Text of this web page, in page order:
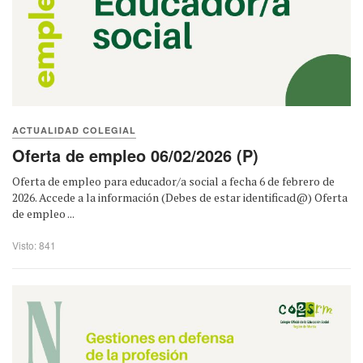
ACTUALIDAD COLEGIAL
Oferta de empleo 06/02/2026 (P)
Oferta de empleo para educador/a social a fecha 6 de febrero de
2026. Accede a la información (Debes de estar identificad@) Oferta
de empleo ...
Visto: 841